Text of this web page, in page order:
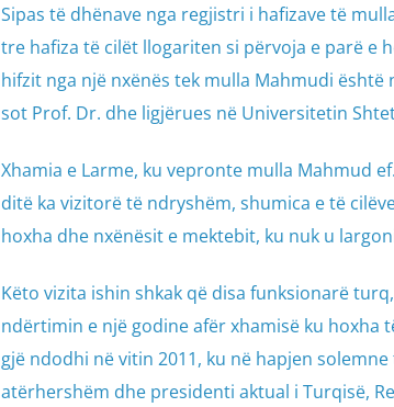
Sipas të dhënave nga regjistri i hafizave të
tre hafiza të cilët llogariten si përvoja e parë e
hifzit nga një nxënës tek mulla Mahmudi
sot Prof. Dr. dhe ligjërues në Universitetin
Xhamia e Larme, ku vepronte mulla Mahmud
ditë ka vizitorë të ndryshëm, shumica e të
hoxha dhe nxënësit e mektebit, ku nuk u
Këto vizita ishin shkak që disa funksionarë
ndërtimin e një godine afër xhamisë ku hoxha
gjë ndodhi në vitin 2011, ku në hapjen
atërhershëm dhe presidenti aktual i Turqisë,